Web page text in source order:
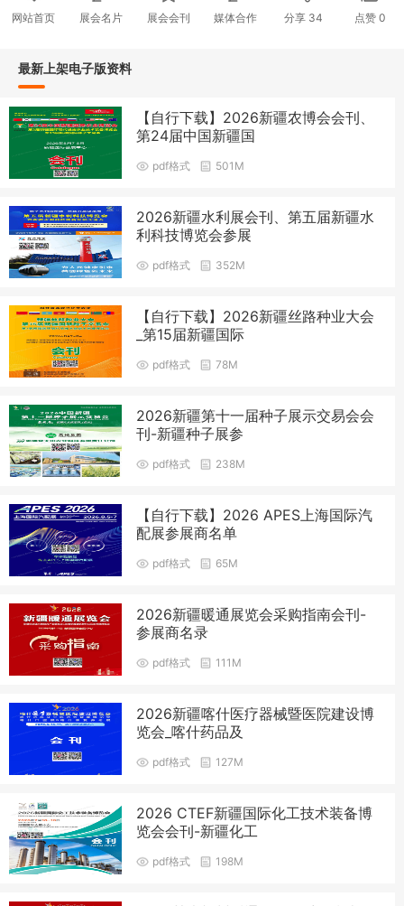
网站首页 展会名片 展会会刊 媒体合作 分享 34 点赞0
最新上架电子版资料
【自行下载】2026新疆农博会会刊、
第24届中国新疆国
pdf格式 501M
2026新疆水利展会刊、第五届新疆水
利科技博览会参展
pdf格式 352M
【自行下载】2026新疆丝路种业大会
_第15届新疆国际
pdf格式 78M
2026新疆第十一届种子展示交易会会
刊-新疆种子展参
pdf格式 238M
【自行下载】2026 APES上海国际汽
配展参展商名单
pdf格式 65M
2026新疆暖通展览会采购指南会刊-
参展商名录
pdf格式 111M
2026新疆喀什医疗器械暨医院建设博
览会_喀什药品及
pdf格式 127M
2026 CTEF新疆国际化工技术装备博
览会会刊-新疆化工
pdf格式 198M